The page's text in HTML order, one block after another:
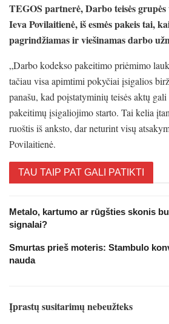
TEGOS partnerė, Darbo teisės grupės
Ieva Povilaitienė, iš esmės pakeis tai,
pagrindžiamas ir viešinamas darbo
„Darbo kodekso pakeitimo priėmimo
tačiau visa apimtimi pokyčiai įsigalios
panašu, kad poįstatyminių teisės aktų
pakeitimų įsigaliojimo starto. Tai kelia
ruoštis iš anksto, dar neturint visų
Povilaitienė.
TAU TAIP PAT GALI PATIKTI
Metalo, kartumo ar rūgšties skonis
signalai?
Smurtas prieš moteris: Stambulo
nauda
Įprastų susitarimų nebeužteks